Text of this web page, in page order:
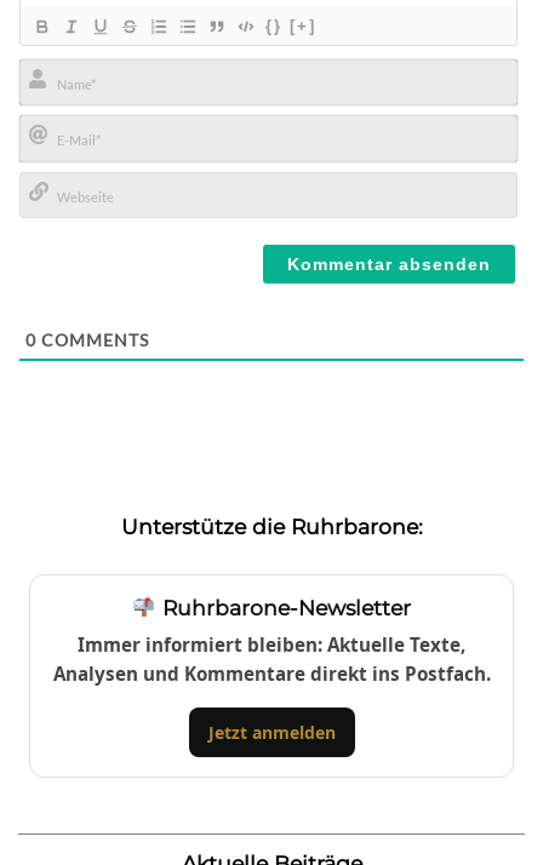
{} [+]
Name*
E-
Mail*
0 COMMENTS
Unterstütze die Ruhrbarone:
Ruhrbarone-Newsletter
Immer informiert bleiben: Aktuelle Texte,
Analysen und Kommentare direkt ins Postfach.
Jetzt anmelden